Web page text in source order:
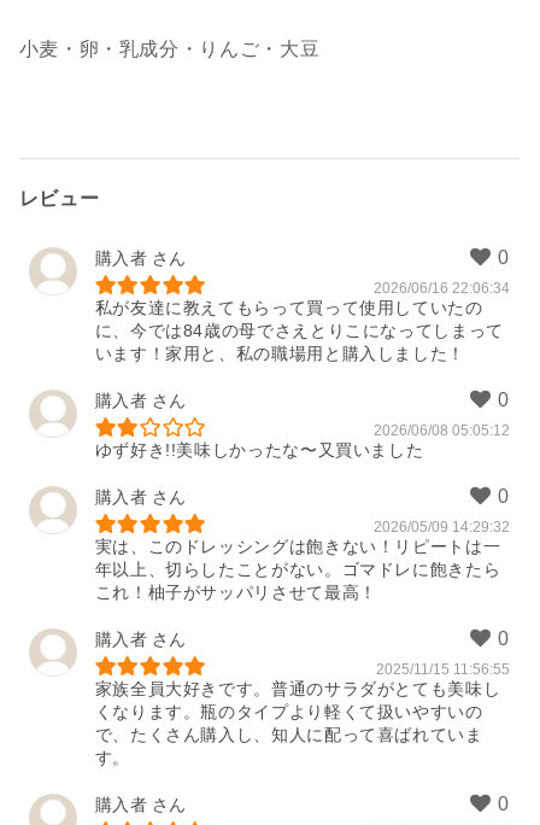
小麦・卵・乳成分・りんご・大豆
レビュー
購入者
2026/06/16 22:06:34
私が友達に教えてもらって買って使用していたの
に、今では84歳の母でさえとりこになってしまって
います！家用と、私の職場用と購入しました！
購入者
2026/06/08 05:05:12
ゆず好き!!美味しかったな〜又買いました
購入者
2026/05/09 14:29:32
実は、このドレッシングは飽きない！リピートは一
年以上、切らしたことがない。ゴマドレに飽きたら
これ！柚子がサッパリさせて最高！
購入者
2025/11/15 11:56:55
家族全員大好きです。普通のサラダがとても美味し
くなります。瓶のタイプより軽くて扱いやすいの
で、たくさん購入し、知人に配って喜ばれていま
す。
購入者